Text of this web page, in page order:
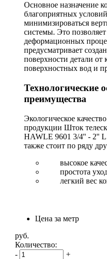
Основное назначение
благоприятных
минимизироваться
системы. Это
деформационных
предусматривает
поверхности детали от
поверхностных вод и
Технологические
преимущества
Экологическое
продукции Шток
HAWLE 9601 3/4'' - 2''
также стоит по ряду
высокое
простота
легкий вес
Цена за метр
руб.
Количество:
-
+